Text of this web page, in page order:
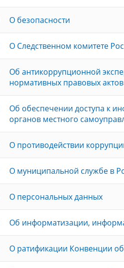
О безопасности
О Следственном комитете
Об антикоррупционной
нормативных правовых актов
Об обеспечении доступа к
органов местного
О противодействии
О муниципальной службе в
О персональных данных
Об информатизации,
О ратификации Конвенции